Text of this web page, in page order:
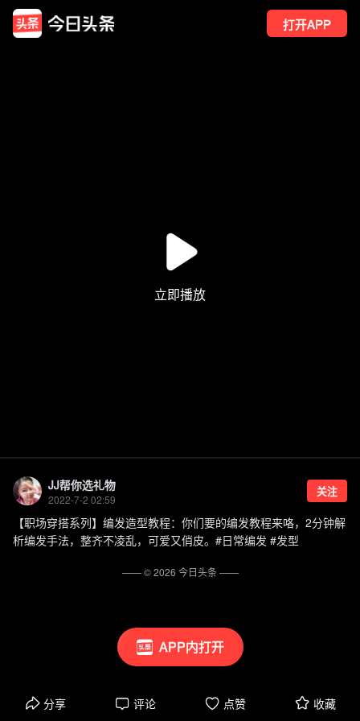
打开APP
APP内打开
JJ帮你选礼物
2022-7-2 02:59
关注
【职场穿搭系列】编发造型教程：你们要的编发教程来咯，2分钟解
析编发手法，整齐不凌乱，可爱又俏皮。#日常编发 #发型
分享 评论 点赞 收藏
—— ©2026 今日头条——